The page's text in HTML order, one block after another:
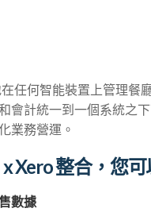
任何智能裝置上管理餐
會計統一到一個系統之
業務營運。
Xero 整合，您可
數據